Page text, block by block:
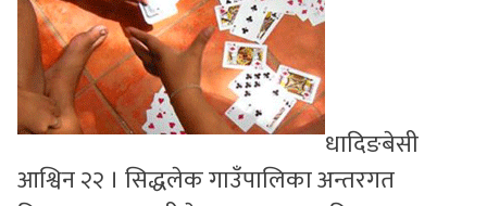
धादिङबेसी
आश्विन २२ । सिद्धलेक गाउँपालिका अन्तरगत